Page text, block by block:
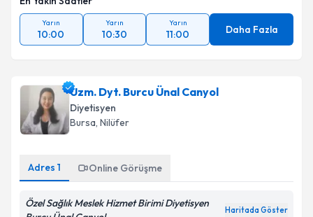
Yarın
10:00
Yarın
10:30
Yarın
11:00 Daha Fazla
Uzm. Dyt. Burcu Ünal Canyol
Diyetisyen
Bursa, Nilüfer
Adres 1 Online Görüşme
Özel Sağlık Meslek Hizmet Birimi Diyetisyen
Haritada Göster